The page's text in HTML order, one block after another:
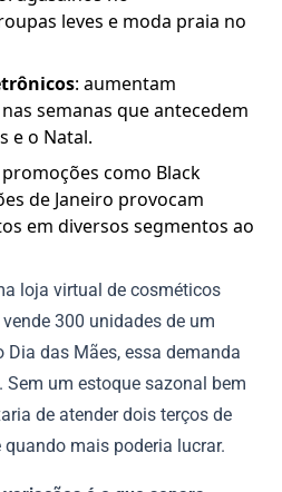
leves e moda praia no
: aumentam
semanas que antecedem
e o Natal.
promoções como Black
de Janeiro provocam
em diversos segmentos ao
loja virtual de cosméticos
300 unidades de um
das Mães, essa demanda
um estoque sazonal bem
de atender dois terços de
mais poderia lucrar.